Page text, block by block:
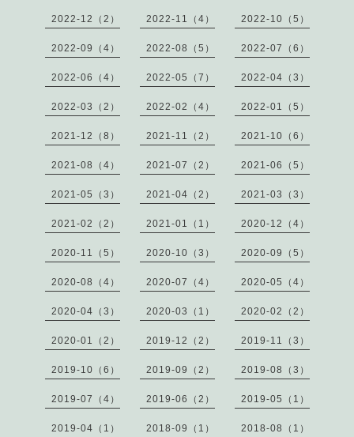
2022-12（2） 2022-11（4） 2022-10（5）
2022-09（4） 2022-08（5） 2022-07（6）
2022-06（4） 2022-05（7） 2022-04（3）
2022-03（2） 2022-02（4） 2022-01（5）
2021-12（8） 2021-11（2） 2021-10（6）
2021-08（4） 2021-07（2） 2021-06（5）
2021-05（3） 2021-04（2） 2021-03（3）
2021-02（2） 2021-01（1） 2020-12（4）
2020-11（5） 2020-10（3） 2020-09（5）
2020-08（4） 2020-07（4） 2020-05（4）
2020-04（3） 2020-03（1） 2020-02（2）
2020-01（2） 2019-12（2） 2019-11（3）
2019-10（6） 2019-09（2） 2019-08（3）
2019-07（4） 2019-06（2） 2019-05（1）
2019-04（1） 2018-09（1） 2018-08（1）